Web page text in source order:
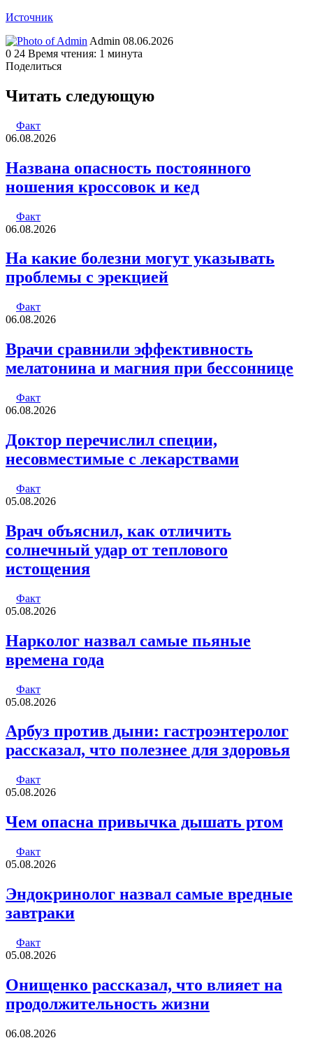
Источник
Admin Send
an
08.06.2026
0 24 Время чтения: 1 минута
Поделиться
через
электронную
Читать следующую
Факт
06.08.2026
Названа опасность постоянного
ношения кроссовок и кед
Факт
06.08.2026
На какие болезни могут указывать
проблемы с эрекцией
Факт
06.08.2026
Врачи сравнили эффективность
мелатонина и магния при бессоннице
Факт
06.08.2026
Доктор перечислил специи,
несовместимые с лекарствами
Факт
05.08.2026
Врач объяснил, как отличить
солнечный удар от теплового
истощения
Факт
05.08.2026
Нарколог назвал самые пьяные
времена года
Факт
05.08.2026
Арбуз против дыни: гастроэнтеролог
рассказал, что полезнее для здоровья
Факт
05.08.2026
Чем опасна привычка дышать ртом
Факт
05.08.2026
Эндокринолог назвал самые вредные
завтраки
Факт
05.08.2026
Онищенко рассказал, что влияет на
продолжительность жизни
06.08.2026